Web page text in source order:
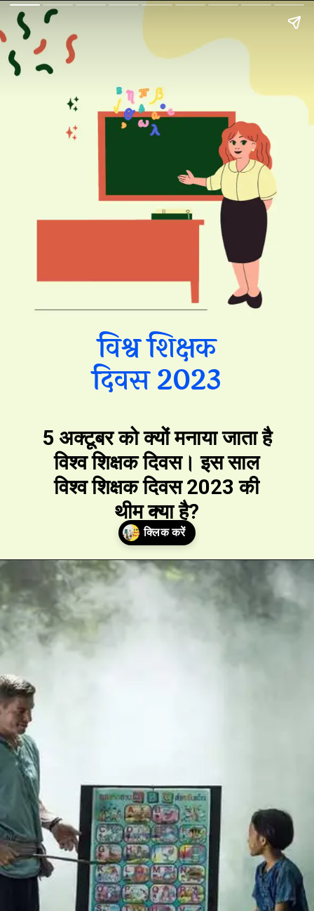
विश्व शिक्षक
दिवस 2023
5 अक्टूबर को क्यों मनाया जाता है
विश्व शिक्षक दिवस। इस साल
विश्व शिक्षक दिवस 2023 की
थीम क्या है?
Opening